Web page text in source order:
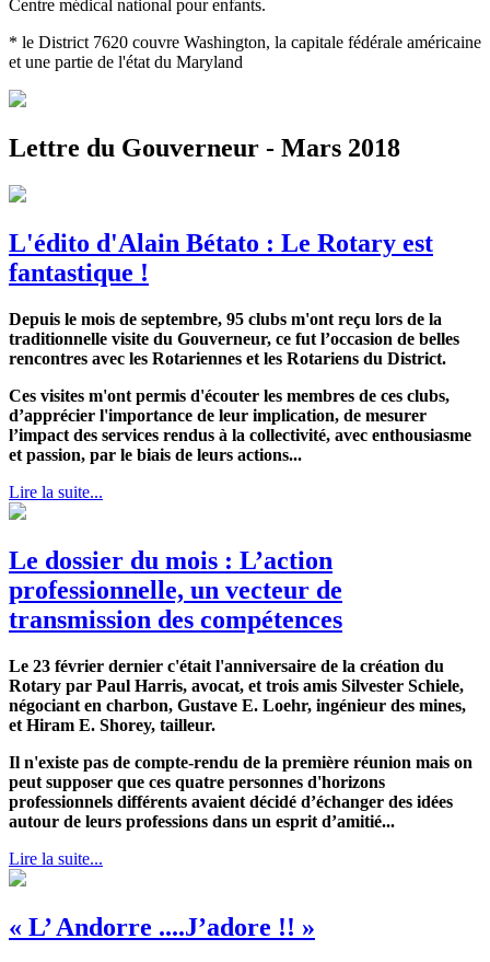
Centre médical national pour enfants.
* le District 7620 couvre Washington, la capitale fédérale américaine
et une partie de l'état du Maryland
Lettre du Gouverneur - Mars 2018
L'édito d'Alain Bétato : Le Rotary est
fantastique !
Depuis le mois de septembre, 95 clubs m'ont reçu lors de la
traditionnelle visite du Gouverneur, ce fut l’occasion de belles
rencontres avec les Rotariennes et les Rotariens du District.
Ces visites m'ont permis d'écouter les membres de ces clubs,
d’apprécier l'importance de leur implication, de mesurer
l’impact des services rendus à la collectivité, avec enthousiasme
et passion, par le biais de leurs actions...
Lire la suite...
Le dossier du mois : L’action
professionnelle, un vecteur de
transmission des compétences
Le 23 février dernier c'était l'anniversaire de la création du
Rotary par Paul Harris, avocat, et trois amis Silvester Schiele,
négociant en charbon, Gustave E. Loehr, ingénieur des mines,
et Hiram E. Shorey, tailleur.
Il n'existe pas de compte-rendu de la première réunion mais on
peut supposer que ces quatre personnes d'horizons
professionnels différents avaient décidé d’échanger des idées
autour de leurs professions dans un esprit d’amitié...
Lire la suite...
« L’ Andorre ....J’adore !! »